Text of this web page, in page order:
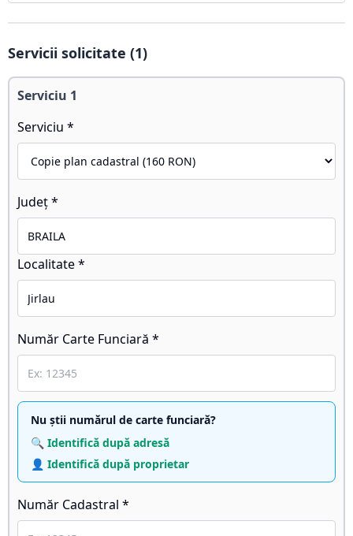
Servicii solicitate (1)
Serviciu 1
Serviciu *
Județ *
Localitate *
Număr Carte Funciară *
Nu știi numărul de carte funciară?
🔍 Identifică după adresă
👤 Identifică după proprietar
Număr Cadastral *